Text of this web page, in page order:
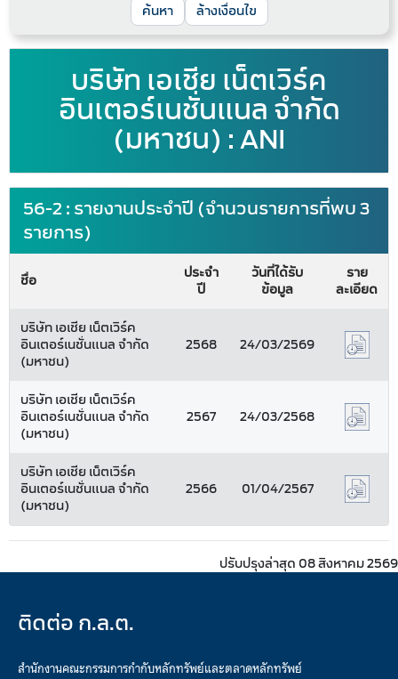
ล้างเงื่อนไข
บริษัท เอเชีย เน็ตเวิร์ค
อินเตอร์เนชั่นแนล จำกัด
(มหาชน) : ANI
56-2 : รายงานประจำปี (จำนวนรายการที่พบ 3
รายการ)
ชื่อ
ประจำ
ปี
วันที่ได้รับ
ข้อมูล
ราย
ละเอียด
บริษัท เอเชีย เน็ตเวิร์ค
อินเตอร์เนชั่นแนล จำกัด
(มหาชน)
2568 24/03/2569
บริษัท เอเชีย เน็ตเวิร์ค
อินเตอร์เนชั่นแนล จำกัด
(มหาชน)
2567 24/03/2568
บริษัท เอเชีย เน็ตเวิร์ค
อินเตอร์เนชั่นแนล จำกัด
(มหาชน)
2566 01/04/2567
ปรับปรุงล่าสุด 08 สิงหาคม 2569
ติดต่อ ก.ล.ต.
สำนักงานคณะกรรมการกำกับหลักทรัพย์และตลาดหลักทรัพย์